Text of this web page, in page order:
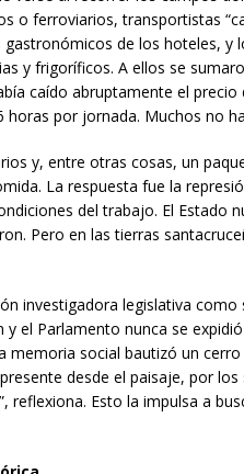
o ferroviarios, transportistas
gastronómicos de los hoteles,
y frigoríficos. A ellos se
caído abruptamente el
horas por jornada. Muchos no
y, entre otras cosas, un
La respuesta fue la
del trabajo. El Estado
Pero en las tierras
investigadora legislativa como
y el Parlamento nunca se
memoria social bautizó un
desde el paisaje, por
reflexiona. Esto la impulsa a